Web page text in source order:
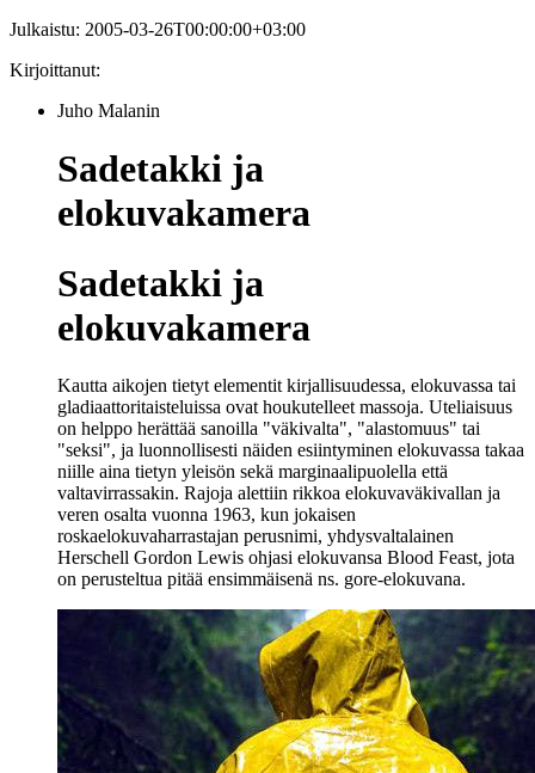
Julkaistu: 2005-03-26T00:00:00+03:00
Kirjoittanut:
Juho Malanin
Sadetakki ja
elokuvakamera
Sadetakki ja
elokuvakamera
Kautta aikojen tietyt elementit kirjallisuudessa, elokuvassa tai
gladiaattoritaisteluissa ovat houkutelleet massoja. Uteliaisuus
on helppo herättää sanoilla "väkivalta", "alastomuus" tai
"seksi", ja luonnollisesti näiden esiintyminen elokuvassa takaa
niille aina tietyn yleisön sekä marginaalipuolella että
valtavirrassakin. Rajoja alettiin rikkoa elokuvaväkivallan ja
veren osalta vuonna 1963, kun jokaisen
roskaelokuvaharrastajan perusnimi, yhdysvaltalainen
Herschell Gordon Lewis ohjasi elokuvansa Blood Feast, jota
on perusteltua pitää ensimmäisenä ns. gore-elokuvana.